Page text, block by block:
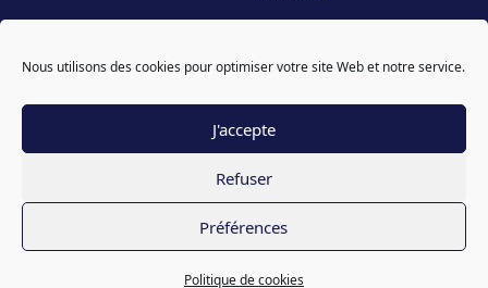
Nous utilisons des cookies pour optimiser votre site Web et notre service.
J'accepte
Refuser
Préférences
Politique de cookies
© Vos Agences 2026
designed & coded by
powered by sweepbright